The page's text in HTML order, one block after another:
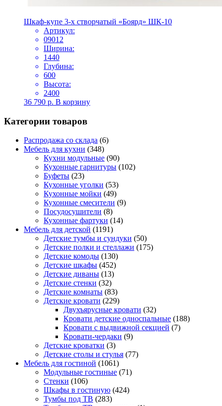
Шкаф-купе 3-х створчатый «Боярд» ШК-10
Артикул:
09012
Ширина:
1440
Глубина:
600
Высота:
2400
36 790 р. В корзину
Категории товаров
Распродажа со склада (6)
Мебель для кухни (348)
Кухни модульные (90)
Кухонные гарнитуры (102)
Буфеты (23)
Кухонные уголки (53)
Кухонные мойки (49)
Кухонные смесители (9)
Посудосушители (8)
Кухонные фартуки (14)
Мебель для детской (1191)
Детские тумбы и сундуки (50)
Детские полки и стеллажи (175)
Детские комоды (130)
Детские шкафы (452)
Детские диваны (13)
Детские стенки (32)
Детские комнаты (83)
Детские кровати (229)
Двухъярусные кровати (32)
Кровати детские односпальные (188)
Кровати с выдвижной секцией (7)
Кровати-чердаки (9)
Детские кроватки (3)
Детские столы и стулья (77)
Мебель для гостиной (1061)
Модульные гостиные (71)
Стенки (106)
Шкафы в гостиную (424)
Тумбы под ТВ (283)